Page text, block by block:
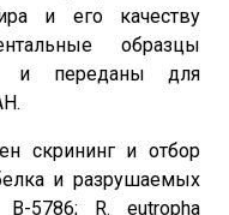
и его качеству
образцы
и переданы для
скрининг и отбор
и разрушаемых
5786; R. eutropha